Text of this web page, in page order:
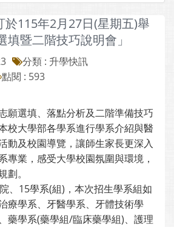
於115年2月27日(星期五)舉
填暨二階技巧說明會」
分類 : 升學快訊
點閱 : 593
願選填、落點分析及二階準備技巧
校大學部各學系進行學系介紹與醫
動及校園導覽，讓師生家長更深入
專業，感受大學校園氛圍與環境，
。
、15學系(組)，本次招生學系組如
療學系、牙醫學系、牙體技術學
藥學系(藥學組/臨床藥學組)、護理